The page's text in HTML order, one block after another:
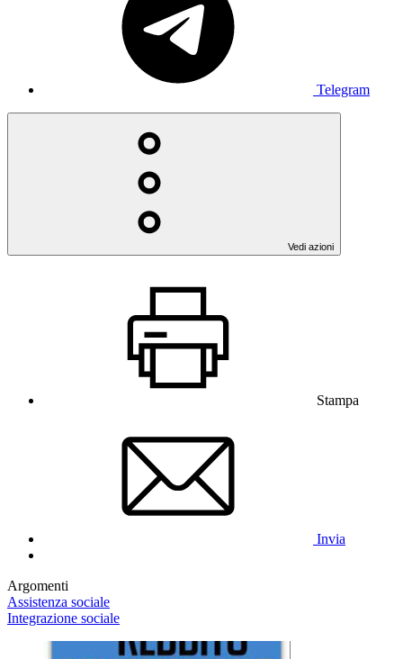
Telegram
Vedi azioni
Stampa
Invia
Argomenti
Assistenza sociale
Integrazione sociale